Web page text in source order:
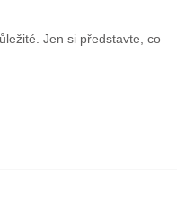
Jen si představte, co